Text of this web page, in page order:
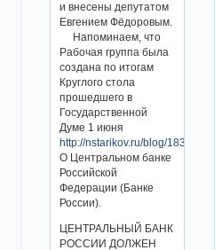
и внесены депутатом
Евгением Фёдоровым.
Напоминаем, что
Рабочая группа была
создана по итогам
Круглого стола
прошедшего в
Государственной
Думе 1 июня
http://nstarikov.ru/blog/18351.
О Центральном банке
Российской
Федерации (Банке
России).
ЦЕНТРАЛЬНЫЙ БАНК
РОССИИ ДОЛЖЕН